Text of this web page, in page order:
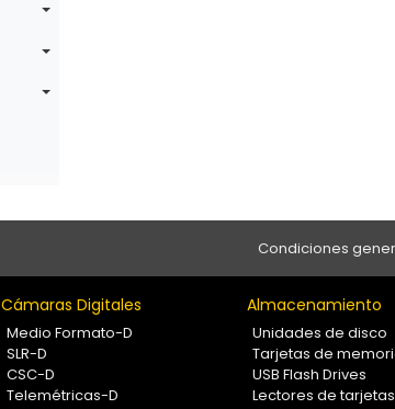
Condiciones
Cámaras Digitales
Medio Formato-D
SLR-D
CSC-D
Telemétricas-D
Almacenamiento
Unidades de disco
Tarjetas de
USB Flash Drives
Lectores de tarjetas